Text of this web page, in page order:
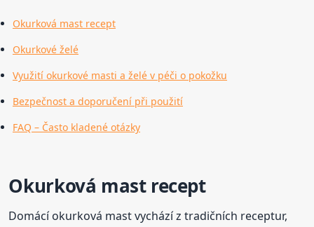
Okurková mast recept
Okurkové želé
Využití okurkové masti a želé v péči o pokožku
Bezpečnost a doporučení při použití
FAQ – Často kladené otázky
Okurková mast recept
Domácí okurková mast vychází z tradičních receptur,